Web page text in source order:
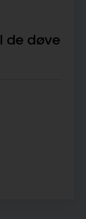
de døve